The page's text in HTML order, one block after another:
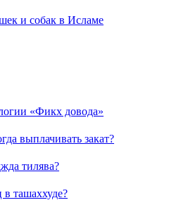
и собак в Исламе
«Фикх довода»
выплачивать закат?
тилява?
в ташаххуде?